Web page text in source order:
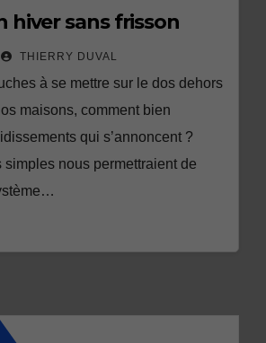
hiver sans frisson
THIERRY DUVAL
à se mettre sur le dos dehors
maisons, comment bien
qui s’annoncent ?
nous permettraient de